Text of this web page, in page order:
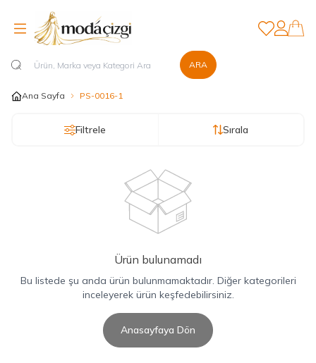
ARA
Hesabım
Favorilerim
Ana Sayfa PS-0016-1
Filtrele Sırala
Ürün bulunamadı
Bu listede şu anda ürün bulunmamaktadır. Diğer kategorileri
inceleyerek ürün keşfedebilirsiniz.
Anasayfaya Dön